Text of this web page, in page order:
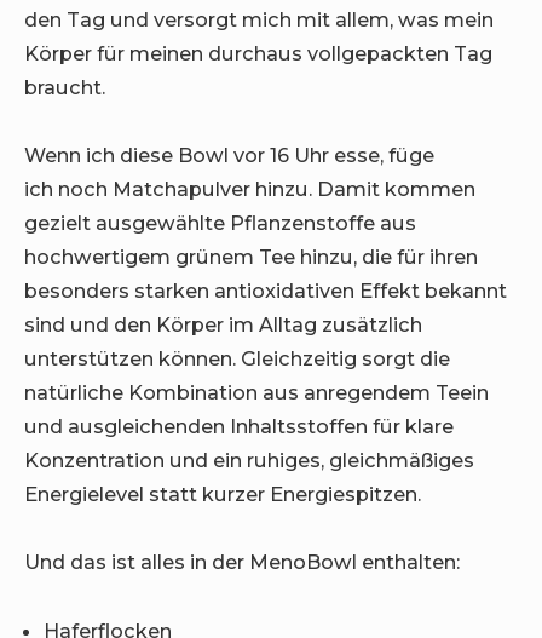
den Tag und versorgt mich mit allem, was mein
Körper für meinen durchaus vollgepackten Tag
braucht.
Wenn ich diese Bowl vor 16 Uhr esse, füge
ich noch Matchapulver hinzu. Damit kommen
gezielt ausgewählte Pflanzenstoffe aus
hochwertigem grünem Tee hinzu, die für ihren
besonders starken antioxidativen Effekt bekannt
sind und den Körper im Alltag zusätzlich
unterstützen können. Gleichzeitig sorgt die
natürliche Kombination aus anregendem Teein
und ausgleichenden Inhaltsstoffen für klare
Konzentration und ein ruhiges, gleichmäßiges
Energielevel statt kurzer Energiespitzen.
Und das ist alles in der MenoBowl enthalten:
Haferflocken